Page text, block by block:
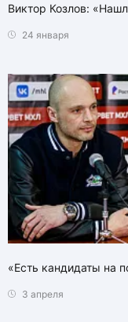
Виктор Козлов:
24 января
«Есть кандидаты на
3 апреля